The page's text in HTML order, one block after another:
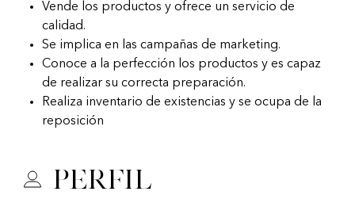
Vende los productos y ofrece un servicio de
calidad.
Se implica en las campañas de marketing.
Conoce a la perfección los productos y es capaz
de realizar su correcta preparación.
Realiza inventario de existencias y se ocupa de la
reposición
Perfil